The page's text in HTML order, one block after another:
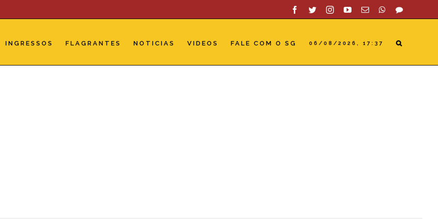
Facebook
TwitterInstagramYouTube
Email WhatsApp
SAC
INGRESSOS FLAGRANTES NOTICIAS VIDEOS FALE COM O SG 06/08/2026, 17:37